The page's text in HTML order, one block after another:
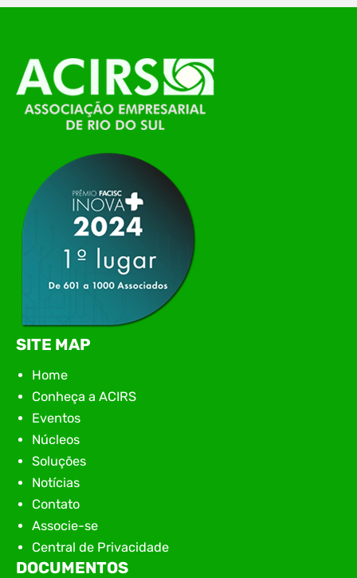
O Polo ACATE-ACIRS, por meio do NIAVI – Núcleo
de Tecnologia da Informação do Alto Vale do
Itajaí, realizou, no dia 21 de julho, o evento
Conexão Tech NIAVI, reunindo empresas de
tecnologia da região para uma noite de
apresentação de novas iniciativas para o setor. O
encontro aconteceu em Rio…
SITE MAP
Home
Conheça a ACIRS
Eventos
Núcleos
Soluções
Notícias
Contato
Associe-se
Central de Privacidade
DOCUMENTOS